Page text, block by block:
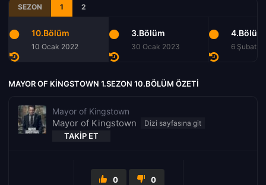
SEZON 1 2
10.Bölüm
10 Ocak 2022
3.Bölüm
30 Ocak 2023
4.Bölüm
6 Şubat
MAYOR OF KINGSTOWN 1.SEZON 10.BÖLÜM ÖZETI
Mayor of Kingstown
Mayor of Kingstown
TAKIP ET
0 0